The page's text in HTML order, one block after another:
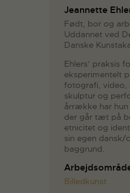
Jeannette
Født, bor og
Uddannet ved
Danske
Ehlers’ praksis
eksperimentelt
fotografi, video,
skulptur og
årrække har
der går tæt på
etnicitet og
sin egen dansk/
baggrund.
Billedkunst